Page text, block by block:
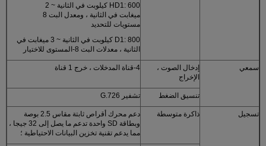
HD1: 600 كيلوبت في الثانية ~ 2
ميغابت في الثانية ، ومعدل البت 8
مستويات للتحديد
D1: 800 كيلوبت في الثانية ~ 3 ميغابت في
الثانية ، معدلات البت 8-المستوى للاختيار
سمعي
إدخال الصوت ،
الإخراج
4-قناة المدخلات ، خرج 1 قناة
تنسيق الضغط تشفير G.726
تسجيل ذاكرة متوسطة
دعم محرك أقراص ثابتة مقاس 2.5 بوصة
وبطاقة SD واحدة تدعم ما يصل إلى 32 جيجا ،
مما يدعم تقنية تخزين البيانات الاحتياطية ؛